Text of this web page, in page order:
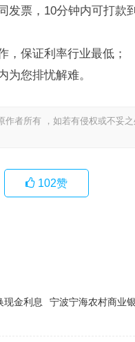
发票，10分钟内可打款
，保证利率行业最低；
为您排忧解难。
者所有 ，如若有侵权或不妥
102赞
现金利息
宁波宁海农村商业